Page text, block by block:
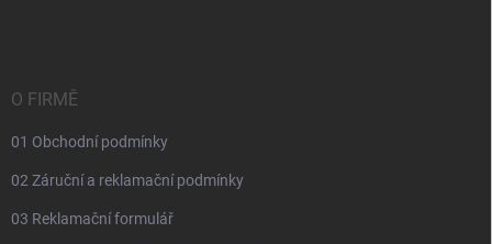
O FIRMĚ
01 Obchodní podmínky
02 Záruční a reklamační podmínky
03 Reklamační formulář